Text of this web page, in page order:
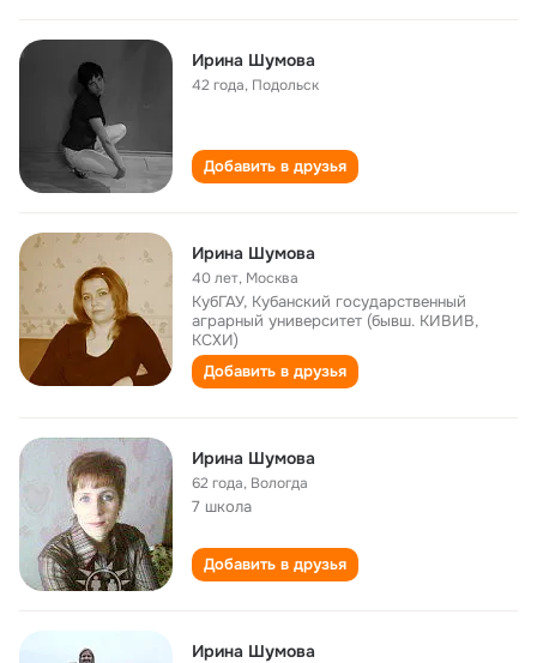
Ирина Шумова
42 года, Подольск
Добавить в друзья
Ирина Шумова
40 лет, Москва
КубГАУ, Кубанский государственный
аграрный университет (бывш. КИВИВ,
КСХИ)
Добавить в друзья
Ирина Шумова
62 года, Вологда
7 школа
Добавить в друзья
Ирина Шумова